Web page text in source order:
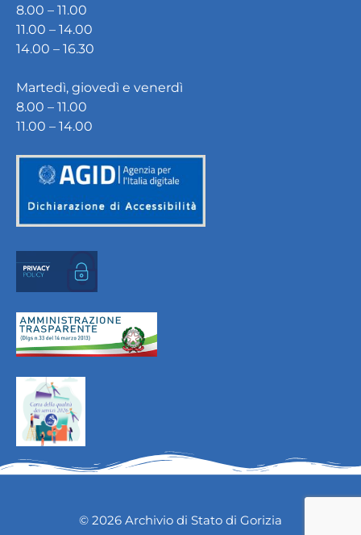
8.00 – 11.00
11.00 – 14.00
14.00 – 16.30
Martedì, giovedì e venerdì
8.00 – 11.00
11.00 – 14.00
© 2026 Archivio di Stato di Gorizia